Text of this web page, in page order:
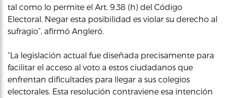
tal como lo permite el Art. 9.38 (h) del Código
Electoral. Negar esta posibilidad es violar su derecho al
sufragio”, afirmó Angleró.
“La legislación actual fue diseñada precisamente para
facilitar el acceso al voto a estos ciudadanos que
enfrentan dificultades para llegar a sus colegios
electorales. Esta resolución contraviene esa intención